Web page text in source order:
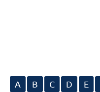
A B C D E